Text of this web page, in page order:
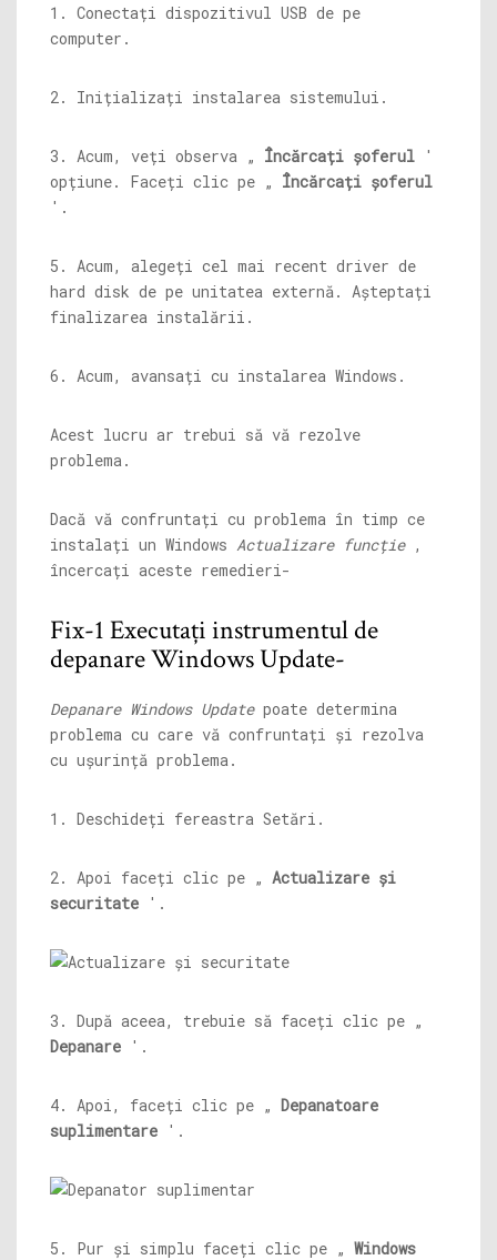
1. Conectați dispozitivul USB de pe
computer.
2. Inițializați instalarea sistemului.
3. Acum, veți observa „ Încărcați șoferul '
opțiune. Faceți clic pe „ Încărcați șoferul
'.
5. Acum, alegeți cel mai recent driver de
hard disk de pe unitatea externă. Așteptați
finalizarea instalării.
6. Acum, avansați cu instalarea Windows.
Acest lucru ar trebui să vă rezolve
problema.
Dacă vă confruntați cu problema în timp ce
instalați un Windows Actualizare funcție,
încercați aceste remedieri-
Fix-1 Executați instrumentul de
depanare Windows Update-
Depanare Windows Updatepoate determina
problema cu care vă confruntați și rezolva
cu ușurință problema.
1. Deschideți fereastra Setări.
2. Apoi faceți clic pe „ Actualizare și
securitate '.
3. După aceea, trebuie să faceți clic pe „
Depanare '.
4. Apoi, faceți clic pe „ Depanatoare
suplimentare '.
5. Pur și simplu faceți clic pe „ Windows